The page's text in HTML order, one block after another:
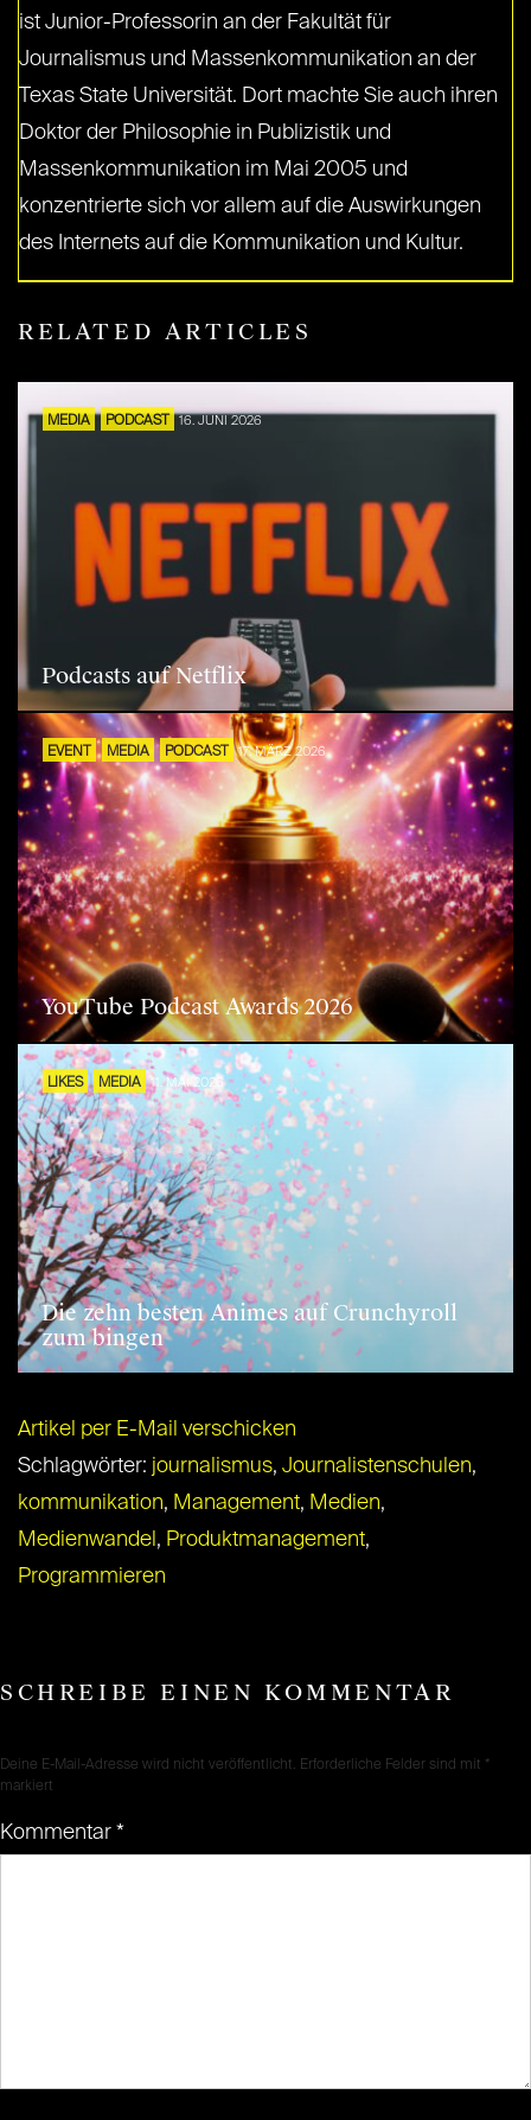
ist Junior-Professorin an der Fakultät für
Journalismus und Massenkommunikation an der
Texas State Universität. Dort machte Sie auch ihren
Doktor der Philosophie in Publizistik und
Massenkommunikation im Mai 2005 und
konzentrierte sich vor allem auf die Auswirkungen
des Internets auf die Kommunikation und Kultur.
RELATED ARTICLES
MEDIA PODCAST 16. JUNI 2026
Podcasts auf Netflix
EVENT MEDIA PODCAST 17. MÄRZ 2026
YouTube Podcast Awards 2026
LIKES MEDIA 11. MAI 2026
Die zehn besten Animes auf Crunchyroll
zum bingen
Artikel per E-Mail verschicken
Schlagwörter: journalismus, Journalistenschulen,
kommunikation, Management, Medien,
Medienwandel , Produktmanagement,
Programmieren
SCHREIBE EINEN KOMMENTAR
Deine E-Mail-Adresse wird nicht veröffentlicht. Erforderliche Felder sind mit *
markiert
Kommentar *